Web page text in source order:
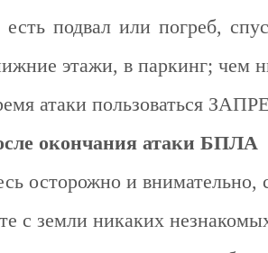
подвал или погреб,
этажи, в паркинг; чем
атаки пользоваться
окончания атаки БПЛА
осторожно и внимательно,
с земли никаких